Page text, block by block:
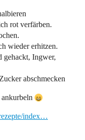
rot verfärben.
wieder erhitzen.
gehackt, Ingwer,
abschmecken
index…